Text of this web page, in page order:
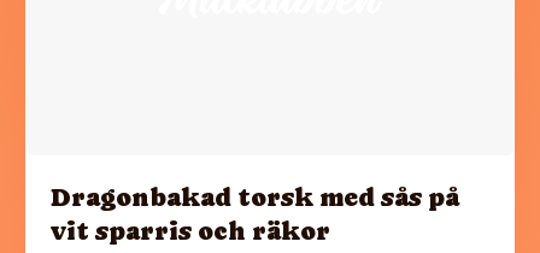
Dragonbakad torsk med sås på
vit sparris och räkor